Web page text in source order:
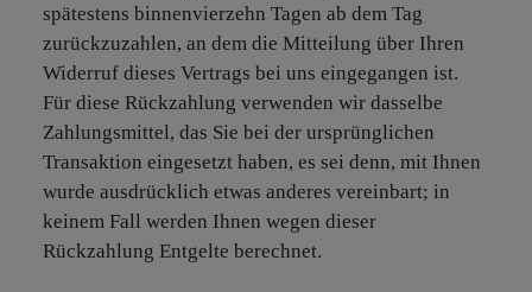
spätestens binnenvierzehn Tagen ab dem Tag
zurückzuzahlen, an dem die Mitteilung über Ihren
Widerruf dieses Vertrags bei uns eingegangen ist.
Für diese Rückzahlung verwenden wir dasselbe
Zahlungsmittel, das Sie bei der ursprünglichen
Transaktion eingesetzt haben, es sei denn, mit Ihnen
wurde ausdrücklich etwas anderes vereinbart; in
keinem Fall werden Ihnen wegen dieser
Rückzahlung Entgelte berechnet.